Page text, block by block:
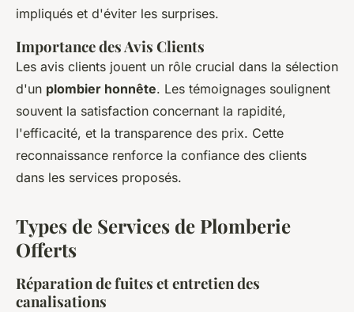
impliqués et d'éviter les surprises.
Importance des Avis Clients
Les avis clients jouent un rôle crucial dans la sélection
d'un plombier honnête. Les témoignages soulignent
souvent la satisfaction concernant la rapidité,
l'efficacité, et la transparence des prix. Cette
reconnaissance renforce la confiance des clients
dans les services proposés.
Types de Services de Plomberie
Offerts
Réparation de fuites et entretien des
canalisations